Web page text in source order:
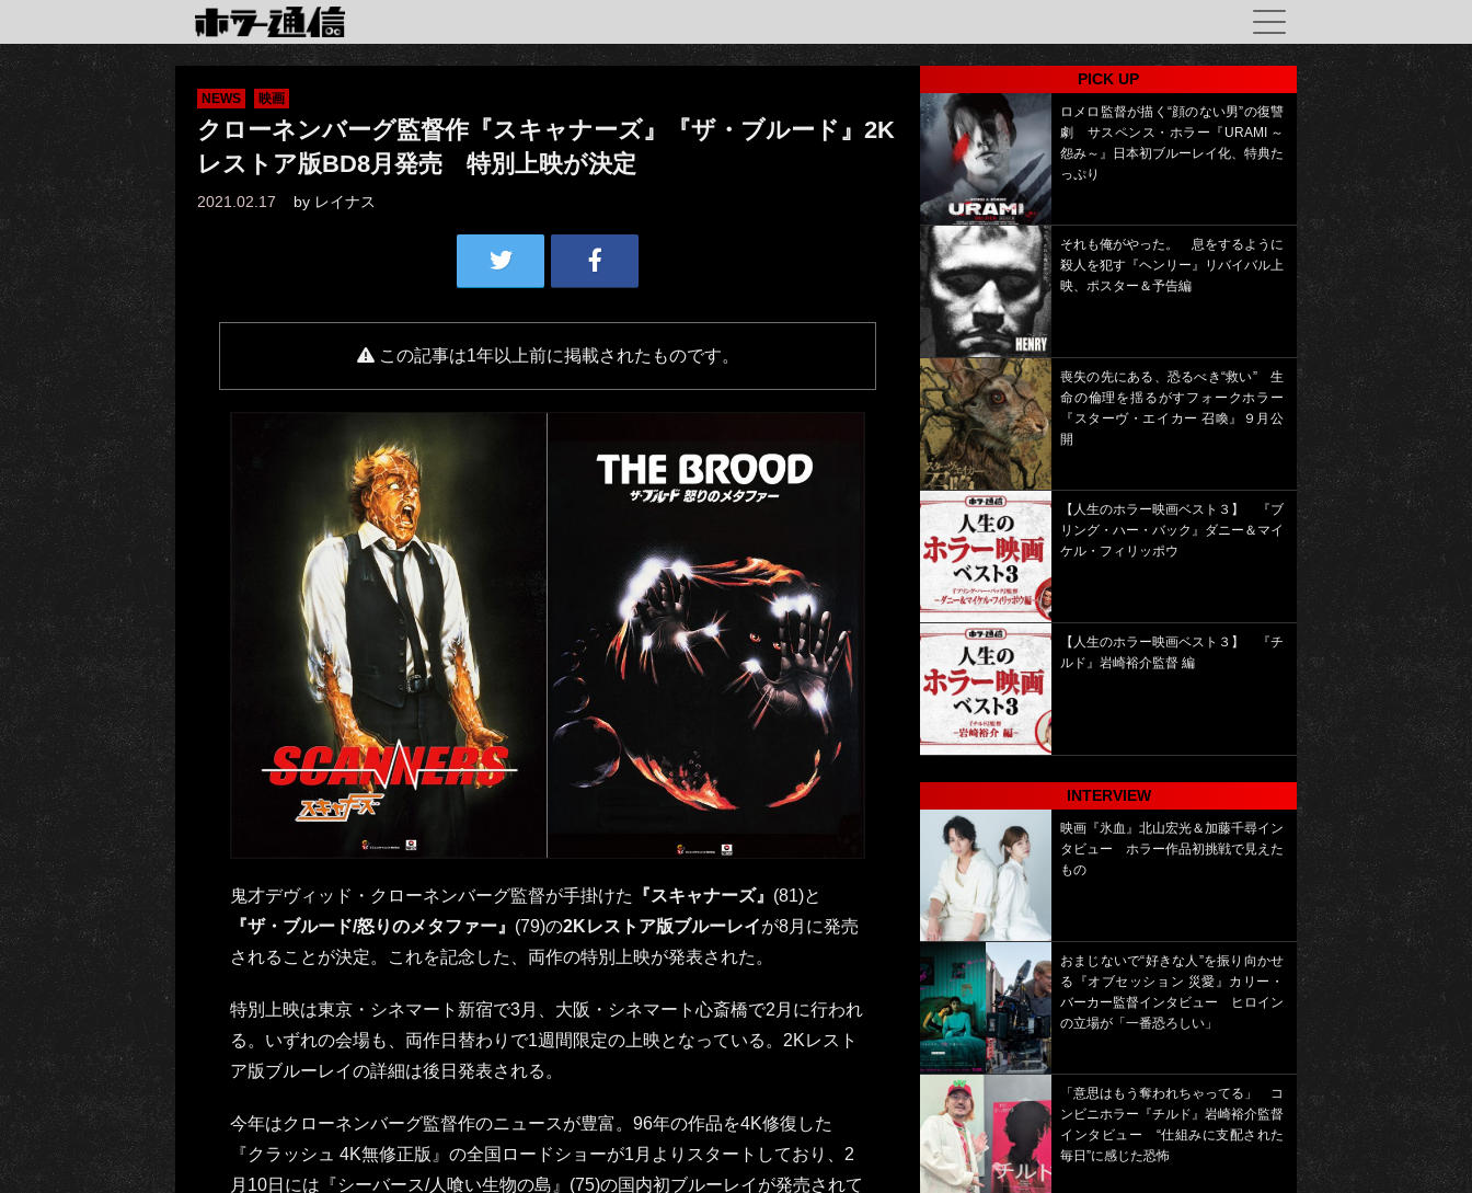
NEWS 映画
クローネンバーグ監督作『スキャナーズ』『ザ・ブルード』2K
レストア版BD8月発売 特別上映が決定
2021.02.17 by レイナス
この記事は1年以上前に掲載されたものです。
鬼才デヴィッド・クローネンバーグ監督が手掛けた 『スキャナーズ』 (81)と
『ザ・ブルード/怒りのメタファー』 (79)の2Kレストア版ブルーレイが8月に発売
されることが決定。これを記念した、両作の特別上映が発表された。
特別上映は東京・シネマート新宿で3月、大阪・シネマート心斎橋で2月に行われ
る。いずれの会場も、両作日替わりで1週間限定の上映となっている。2Kレスト
ア版ブルーレイの詳細は後日発表される。
今年はクローネンバーグ監督作のニュースが豊富。96年の作品を4K修復した
『クラッシュ 4K無修正版』の全国ロードショーが1月よりスタートしており、2
月10日には『シーバース/人喰い生物の島』(75)の国内初ブルーレイが発売されて
PICK UP
ロメロ監督が描く“顔のない男”の復讐
劇 サスペンス・ホラー『URAMI ～
怨み～』日本初ブルーレイ化、特典た
っぷり
それも俺がやった。 息をするように
殺人を犯す『ヘンリー』リバイバル上
映、ポスター＆予告編
喪失の先にある、恐るべき“救い” 生
命の倫理を揺るがすフォークホラー
『スターヴ・エイカー 召喚』９月公
開
【人生のホラー映画ベスト３】 『ブ
リング・ハー・バック』ダニー＆マイ
ケル・フィリッポウ
【人生のホラー映画ベスト３】 『チ
ルド』岩崎裕介監督 編
INTERVIEW
映画『氷血』北山宏光＆加藤千尋イン
タビュー ホラー作品初挑戦で見えた
もの
おまじないで“好きな人”を振り向かせ
る『オブセッション 災愛』カリー・
バーカー監督インタビュー ヒロイン
の立場が「一番恐ろしい」
「意思はもう奪われちゃってる」 コ
ンビニホラー『チルド』岩崎裕介監督
インタビュー “仕組みに支配された
毎日”に感じた恐怖